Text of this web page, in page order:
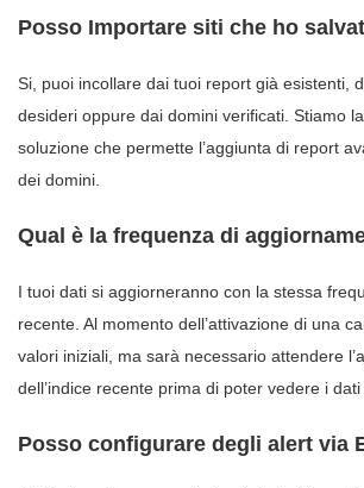
Posso Importare siti che ho
Si, puoi incollare dai tuoi report già esistenti,
desideri oppure dai domini verificati. Stiamo
soluzione che permette l’aggiunta di report
dei domini.
Qual è la frequenza di
I tuoi dati si aggiorneranno con la stessa
recente. Al momento dell’attivazione di una
valori iniziali, ma sarà necessario attendere
dell’indice recente prima di poter vedere i
Posso configurare degli alert via